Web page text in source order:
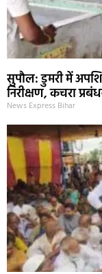
सुपौल: डुमरी में
निरीक्षण, कचरा
News Express Bihar